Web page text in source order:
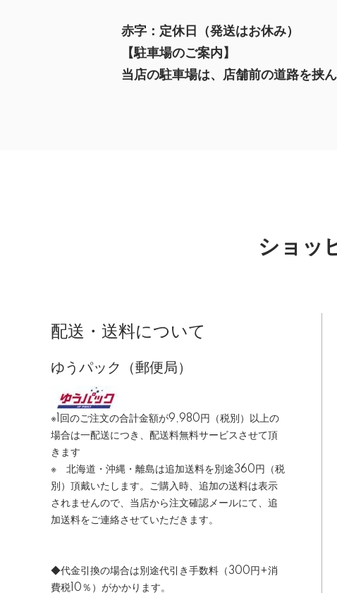
赤字：定休日（発送はお休み）
【駐車場のご案内】
当店の駐車場は、店舗前の道路を挟
ショッ
配送・送料について
ゆうパック（郵便局）
※1回のご注文の合計金額が9,980円（税別）以上の
場合は一配送につき、配送料無料サービスさせて頂
きます
※ 北海道・沖縄・離島は追加送料を別途360円（税
別）頂戴いたします。ご購入時、追加の送料は表示
されませんので、当店から注文確認メールにて、追
加送料をご連絡させていただきます。
◆代金引換の場合は別途代引き手数料（300円+消
費税10％）がかかります。